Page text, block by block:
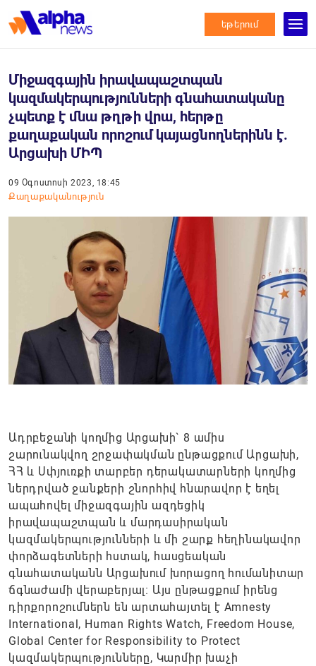
եթերում
Միջազգային իրավապաշտպան
կազմակերպությունների գնահատականը
չպետք է մնա թղթի վրա, հերթը
քաղաքական որոշում կայացնողներինն է.
Արցախի ՄԻՊ
09 Օգոստոսի 2023, 18:45
Քաղաքականություն
Ադրբեջանի կողմից Արցախի` 8 ամիս
շարունակվող շրջափակման ընթացքում Արցախի,
ՀՀ և Սփյուռքի տարբեր դերակատարների կողմից
ներդրված ջանքերի շնորհիվ հնարավոր է եղել
ապահովել միջազգային ազդեցիկ
իրավապաշտպան և մարդասիրական
կազմակերպությունների և մի շարք հեղինակավոր
փորձագետների հստակ, հասցեական
գնահատականն Արցախում խորացող հումանիտար
ճգնաժամի վերաբերյալ։ Այս ընթացքում իրենց
դիրքորոշումներն են արտահայտել է Amnesty
International, Human Rights Watch, Freedom House,
Global Center for Responsibility to Protect
կազմակերպությունները, Կարմիր խաչի